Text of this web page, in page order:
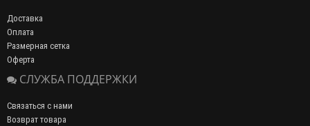
Доставка
Оплата
Размерная сетка
Оферта
СЛУЖБА ПОДДЕРЖКИ
Связаться с нами
Возврат товара